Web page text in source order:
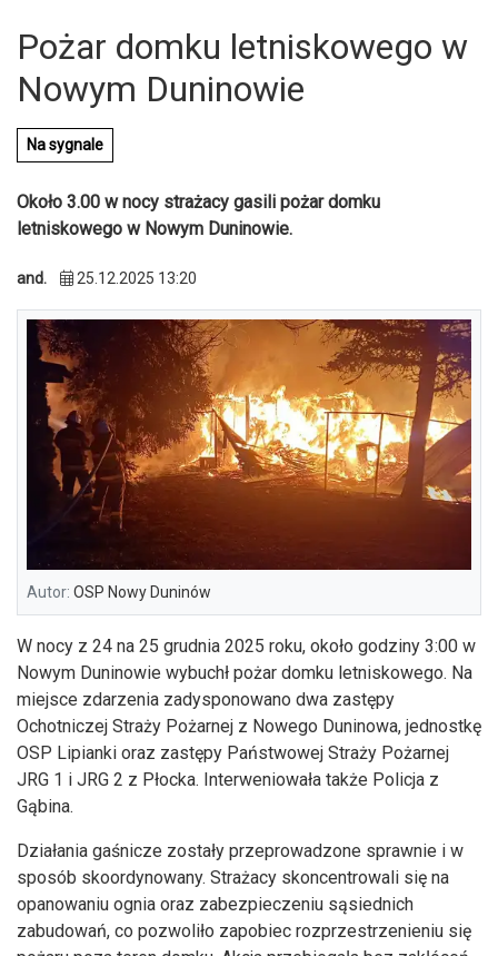
Pożar domku letniskowego w
Nowym Duninowie
Na sygnale
Około 3.00 w nocy strażacy gasili pożar domku
letniskowego w Nowym Duninowie.
and. 25.12.2025 13:20
Autor: OSP Nowy Duninów
W nocy z 24 na 25 grudnia 2025 roku, około godziny 3:00 w
Nowym Duninowie wybuchł pożar domku letniskowego. Na
miejsce zdarzenia zadysponowano dwa zastępy
Ochotniczej Straży Pożarnej z Nowego Duninowa, jednostkę
OSP Lipianki oraz zastępy Państwowej Straży Pożarnej
JRG 1 i JRG 2 z Płocka. Interweniowała także Policja z
Gąbina.
Działania gaśnicze zostały przeprowadzone sprawnie i w
sposób skoordynowany. Strażacy skoncentrowali się na
opanowaniu ognia oraz zabezpieczeniu sąsiednich
zabudowań, co pozwoliło zapobiec rozprzestrzenieniu się